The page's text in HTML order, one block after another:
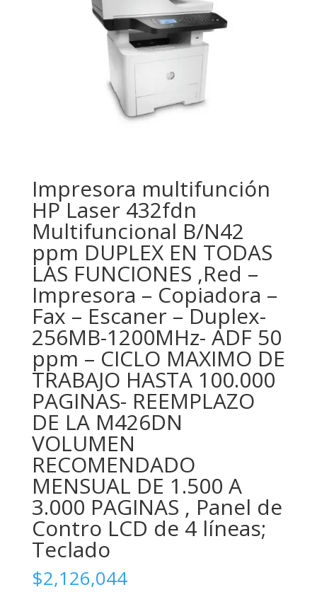
Impresora multifunción
HP Laser 432fdn
Multifuncional B/N42
ppm DUPLEX EN TODAS
LAS FUNCIONES ,Red –
Impresora – Copiadora –
Fax – Escaner – Duplex-
256MB-1200MHz- ADF 50
ppm – CICLO MAXIMO DE
TRABAJO HASTA 100.000
PAGINAS- REEMPLAZO
DE LA M426DN
VOLUMEN
RECOMENDADO
MENSUAL DE 1.500 A
3.000 PAGINAS , Panel de
Contro LCD de 4 líneas;
Teclado
$2,126,044